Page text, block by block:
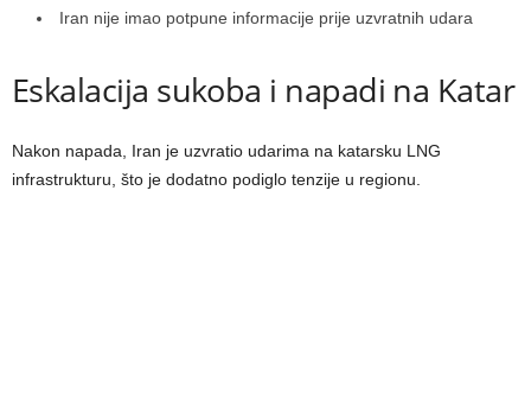
Iran nije imao potpune informacije prije uzvratnih udara
Eskalacija sukoba i napadi na Katar
Nakon napada, Iran je uzvratio udarima na katarsku LNG
infrastrukturu, što je dodatno podiglo tenzije u regionu.